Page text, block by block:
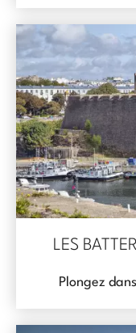
LES
Plongez